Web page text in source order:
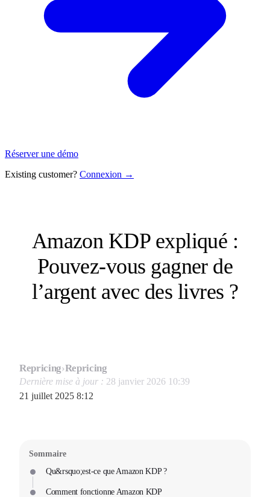
Réserver une démo
Existing customer? Connexion →
Amazon KDP expliqué :
Pouvez-vous gagner de
l’argent avec des livres ?
Repricing›Repricing
Dernière mise à jour : 28 janvier 2026 10:39
21 juillet 2025 8:12
Sommaire
Qu&rsquo;est-ce que Amazon KDP ?
Comment fonctionne Amazon KDP